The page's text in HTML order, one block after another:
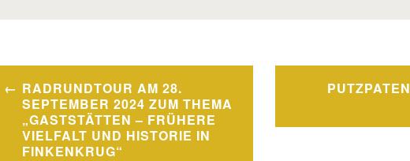
Beitragsnavigation
RADRUNDTOUR AM 28.
SEPTEMBER 2024 ZUM THEMA
„GASTSTÄTTEN – FRÜHERE
VIELFALT UND HISTORIE IN
FINKENKRUG“